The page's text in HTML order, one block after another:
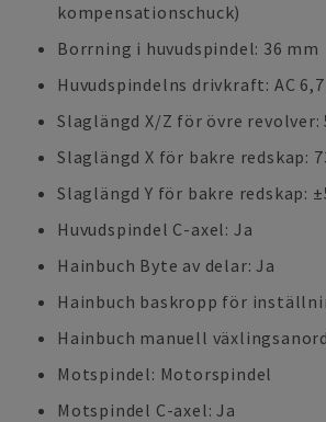
kompensationschuck)
Borrning i huvudspindel: 36 mm
Huvudspindelns drivkraft: AC 6,7
Slaglängd X/Z för övre revolver:
Slaglängd X för bakre redskap:
Slaglängd Y för bakre redskap:
Huvudspindel C-axel: Ja
Hainbuch Byte av delar: Ja
Hainbuch baskropp för
Hainbuch manuell
Motspindel: Motorspindel
Motspindel C-axel: Ja